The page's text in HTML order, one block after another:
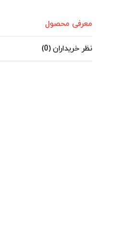
معرفی محصول
نظر خریداران (0)